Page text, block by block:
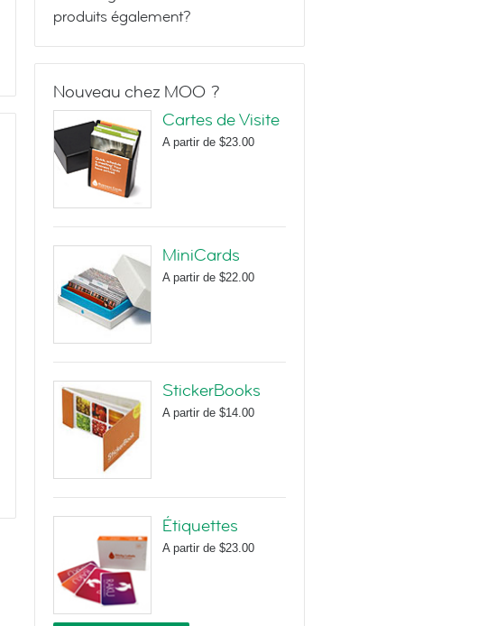
produits également?
Nouveau chez MOO ?
Cartes de Visite
A partir de $23.00
MiniCards
A partir de $22.00
StickerBooks
A partir de $14.00
Étiquettes
A partir de $23.00